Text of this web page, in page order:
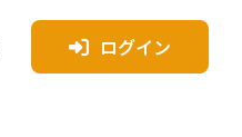
ログイン